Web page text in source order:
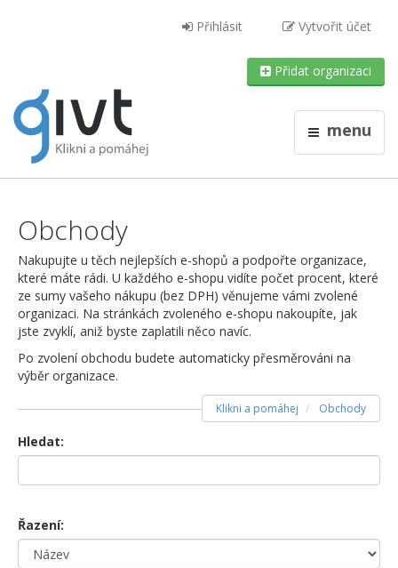
Přihlásit Vytvořit účet
Přidat organizaci
menu
Obchody
Nakupujte u těch nejlepších e-shopů a podpořte organizace,
které máte rádi. U každého e-shopu vidíte počet procent, které
ze sumy vašeho nákupu (bez DPH) věnujeme vámi zvolené
organizaci. Na stránkách zvoleného e-shopu nakoupíte, jak
jste zvyklí, aniž byste zaplatili něco navíc.
Po zvolení obchodu budete automaticky přesměrováni na
výběr organizace.
Klikni a pomáhej Obchody
Hledat:
Řazení: